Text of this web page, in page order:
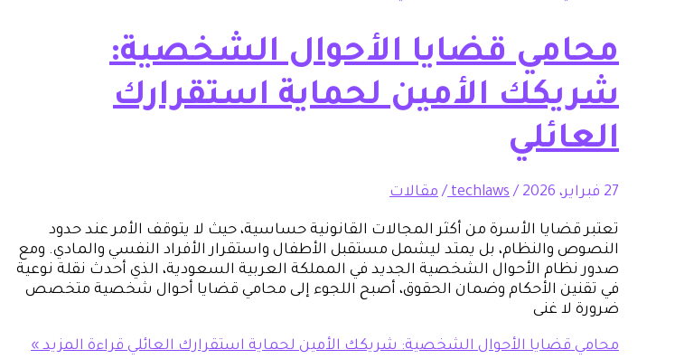
محامي قضايا الأحوال الشخصية:
شريكك الأمين لحماية استقرارك
العائلي
27 فبراير، 2026 /
techlaws
/مقالات
تعتبر قضايا الأسرة من أكثر المجالات القانونية حساسية، حيث لا يتوقف الأمر عند حدود
النصوص والنظام، بل يمتد ليشمل مستقبل الأطفال واستقرار الأفراد النفسي والمادي. ومع
صدور نظام الأحوال الشخصية الجديد في المملكة العربية السعودية، الذي أحدث نقلة نوعية
في تقنين الأحكام وضمان الحقوق، أصبح اللجوء إلى محامي قضايا أحوال شخصية متخصص
ضرورة لا غنى
محامي قضايا الأحوال الشخصية: شريكك الأمين لحماية استقرارك العائليقراءة المزيد »